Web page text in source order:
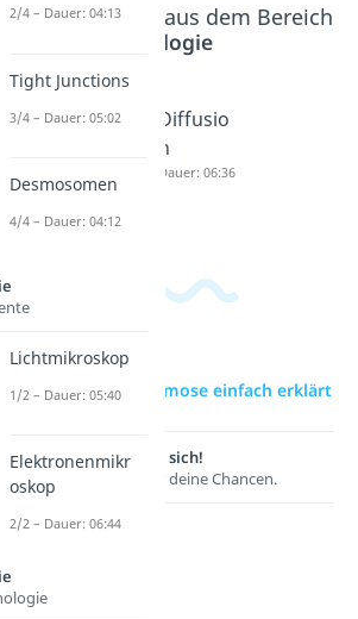
Beliebte Inhalte aus dem Bereich
Cytologie
Osmose Osmotis
Druck
Diffusio
n
Dauer: 06:36
zur Videoseite: Osmose einfach erklärt
Lernen lohnt sich!
Entdecke hier deine Chancen.
2/4 – Dauer: 04:13
Tight Junctions
3/4 – Dauer: 05:02
Desmosomen
4/4 – Dauer: 04:12
Lichtmikroskop
1/2 – Dauer: 05:40
Elektronenmikr
oskop
2/2 – Dauer: 06:44